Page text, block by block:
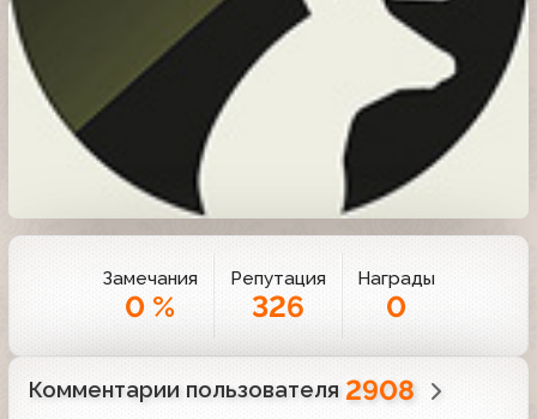
Замечания
0 %
Репутация
326
Награды
0
Комментарии пользователя 2908